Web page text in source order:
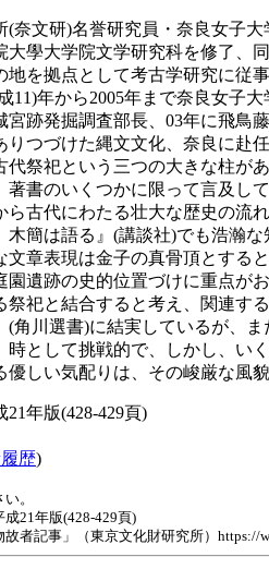
文研)名誉研究員・奈良女子大
大學大学院文学研究科を修了、
地を拠点として考古学研究に従
11)年から2005年まで奈良女子
跡発掘調査部長、03年に飛鳥
りつづけた縄文文化、奈良に赴
代祭祀という三つの大きな柱
著書のいくつかに限って言及
ら古代にわたる壮大な歴史の
簡は語る』(講談社)でも浩瀚
章表現は金子の真骨頂とする
遺跡の史的位置づけに重点が
祭祀と結合すると考え、関連す
川選書)に結実しているが、ま
時として挑戦的で、しかし、い
しい気配りは、その峻厳な風
年版(428-429頁)
歴)
。
21年版(428-429頁)
記事」（東京文化財研究所）https://